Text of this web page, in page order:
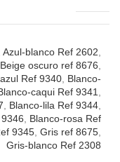
Azul-blanco Ref 2602
Beige oscuro ref 8676
Ref 9340 Blanco-
caqui Ref 9341
Blanco-lila Ref 9344
Blanco-rosa Ref
9345 Gris ref 8675
Gris-blanco Ref 2308